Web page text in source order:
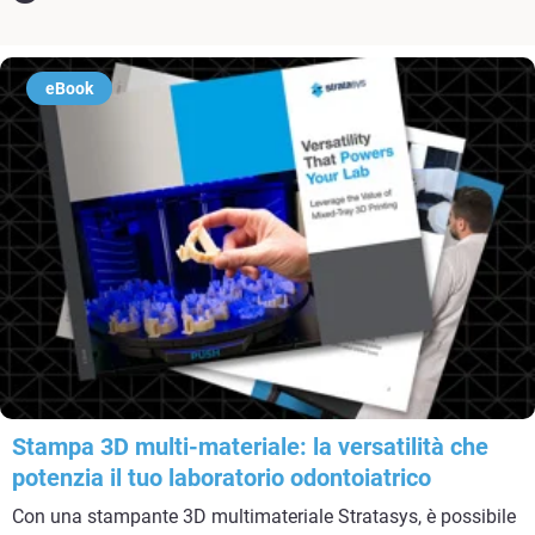
eBook
Stampa 3D multi-materiale: la versatilità che
potenzia il tuo laboratorio odontoiatrico
Con una stampante 3D multimateriale Stratasys, è possibile